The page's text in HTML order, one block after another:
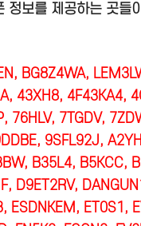
정보를 제공하는 곳들
BG8Z4WA,
43XH8, 4F43KA4,
76HLV, 7TGDV,
9SFL92J,
B35L4, B5KCC,
D9ET2RV,
ESDNKEM, ET0S1,